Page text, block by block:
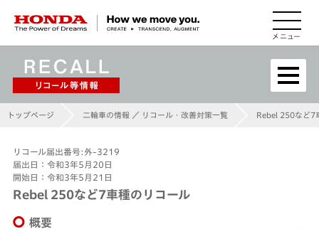
HONDA The Power of Dreams
トップページ 二輪車の情報 ／ リコール・改善対策一覧 Rebel 250など7
リコール届出番号:外-3219
届出日：令和3年5月20日
開始日：令和3年5月21日
Rebel 250など7車種のリコール
概要